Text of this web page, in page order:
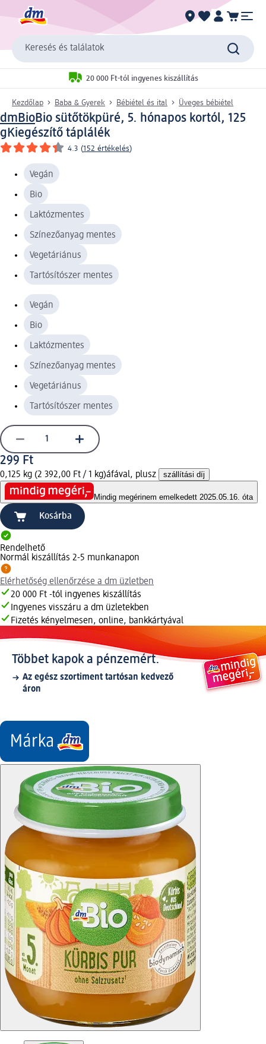
Keresés és találatok
20 000 Ft-tól ingyenes kiszállítás
Kezdőlap Baba & Gyerek Bébiétel és ital Üveges bébiétel
dmBioBio sütőtökpüré, 5. hónapos kortól, 125
g Kiegészítő táplálék
4.3 (152 értékelés)
Vegán
Bio
Laktózmentes
Színezőanyag mentes
Vegetáriánus
Tartósítószer mentes
Vegán
Bio
Laktózmentes
Színezőanyag mentes
Vegetáriánus
Tartósítószer mentes
299 Ft
0,125 kg (2 392,00 Ft / 1 kg)áfával, plusz szállítási díj
Mindig megérinem emelkedett 2025.05.16. óta
Kosárba
Rendelhető
Normál kiszállítás 2-5 munkanapon
Elérhetőség ellenőrzése a dm üzletben
20 000 Ft -tól ingyenes kiszállítás
Ingyenes visszáru a dm üzletekben
Fizetés kényelmesen, online, bankkártyával
Többet kapok a pénzemért.
Az egész szortiment tartósan kedvező
áron